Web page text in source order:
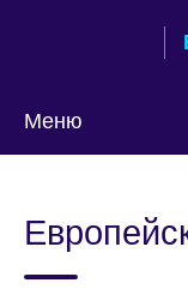
Меню